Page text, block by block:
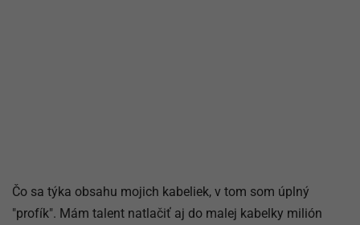
Čo sa týka obsahu mojich kabeliek, v tom som úplný
″profík″. Mám talent natlačiť aj do malej kabelky milión